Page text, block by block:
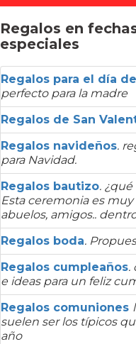
Regalos en
especiales
Regalos para el día
perfecto para la madre
Regalos de San
Regalos navideños.
para Navidad.
Regalos bautizo.
Esta ceremonia es
abuelos, amigos..
Regalos boda.
Regalos cumpleaños.
e ideas para un feliz
Regalos comuniones
suelen ser los típicos
año